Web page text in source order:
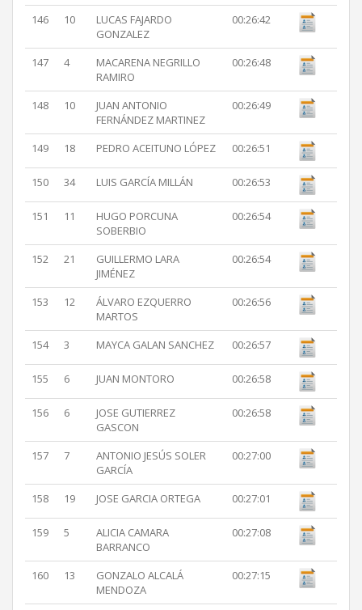
146 10
LUCAS FAJARDO
GONZALEZ
00:26:42
147 4
MACARENA NEGRILLO
RAMIRO
00:26:48
148 10
JUAN ANTONIO
FERNÁNDEZ MARTINEZ
00:26:49
149 18 PEDRO ACEITUNO LÓPEZ 00:26:51
150 34 LUIS GARCÍA MILLÁN 00:26:53
151 11
HUGO PORCUNA
SOBERBIO
00:26:54
152 21
GUILLERMO LARA
JIMÉNEZ
00:26:54
153 12
ÁLVARO EZQUERRO
MARTOS
00:26:56
154 3 MAYCA GALAN SANCHEZ 00:26:57
155 6 JUAN MONTORO 00:26:58
156 6
JOSE GUTIERREZ
GASCON
00:26:58
157 7
ANTONIO JESÚS SOLER
GARCÍA
00:27:00
158 19 JOSE GARCIA ORTEGA 00:27:01
159 5
ALICIA CAMARA
BARRANCO
00:27:08
160 13
GONZALO ALCALÁ
MENDOZA
00:27:15